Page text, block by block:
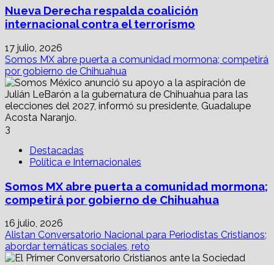
Nueva Derecha respalda coalición
internacional contra el terrorismo
17 julio, 2026
Somos MX abre puerta a comunidad mormona; competirá
por gobierno de Chihuahua
3
Destacadas
Política e Internacionales
Somos MX abre puerta a comunidad mormona;
competirá por gobierno de Chihuahua
16 julio, 2026
Alistan Conversatorio Nacional para Periodistas Cristianos;
abordar temáticas sociales, reto